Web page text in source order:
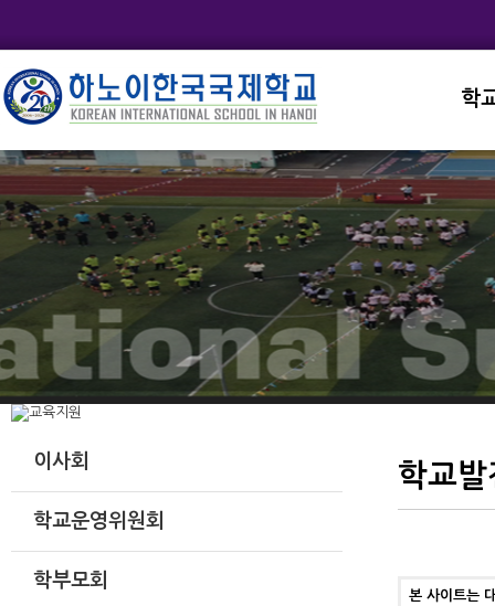
학
교
학
학
학
학
이사회
학교운영위원회
학부모회
학교
본 사이트는